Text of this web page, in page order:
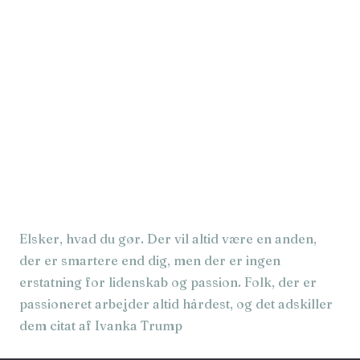
Elsker, hvad du gør. Der vil altid være en anden,
der er smartere end dig, men der er ingen
erstatning for lidenskab og passion. Folk, der er
passioneret arbejder altid hårdest, og det adskiller
dem citat af Ivanka Trump